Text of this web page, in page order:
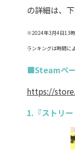
の詳細は、
※2024年3月4日13時
ランキングは時間に
■Steamペ
https://
1.『ストリー